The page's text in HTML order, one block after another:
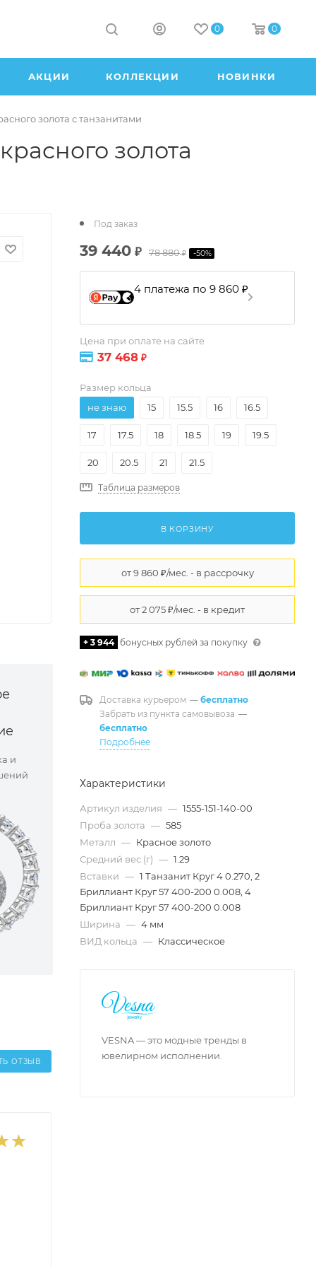
0 0
АКЦИИ КОЛЛЕКЦИИ НОВИНКИ
золота с танзанитами
золота
и
ОТЗЫВ
Под заказ
39 440 ₽ 78 880₽ -50%
4 платежа по 9 860 ₽
Цена при оплате на сайте
37 468 ₽
Размер кольца
не знаю
15 15.5 16 16.5
17 17.5 18 18.5 19 19.5
20 20.5 21 21.5
Таблица размеров
В КОРЗИНУ
+ 3 944 бонусных рублей за покупку
Доставка курьером — бесплатно
Забрать из пункта самовывоза —
бесплатно
Подробнее
Характеристики
Артикул изделия — 1555-151-140-00
Проба золота — 585
Металл — Красное золото
Средний вес (г) — 1.29
Вставки — 1 Танзанит Круг 4 0.270, 2
Бриллиант Круг 57 400-200 0.008, 4
Бриллиант Круг 57 400-200 0.008
Ширина — 4 мм
ВИД кольца — Классическое
VESNA — это модные тренды в
ювелирном исполнении.